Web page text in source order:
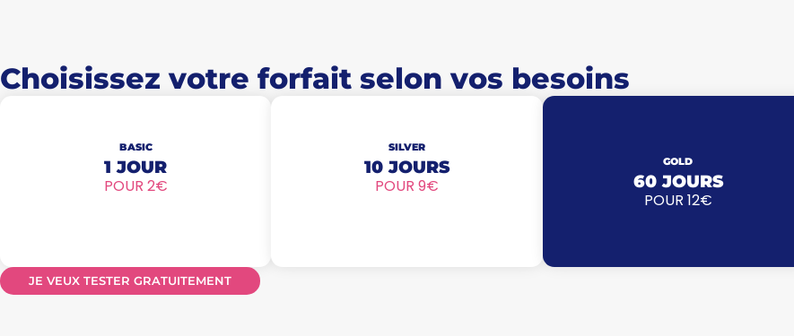
Choisissez votre forfait selon vos besoins
BASIC
1 JOUR
POUR 2€
SILVER
10 JOURS
POUR 9€
GOLD
60 JOURS
POUR 12€
JE VEUX TESTER GRATUITEMENT